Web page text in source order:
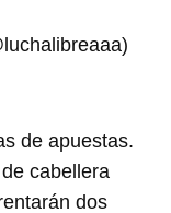
de apuestas.
cabellera
dos